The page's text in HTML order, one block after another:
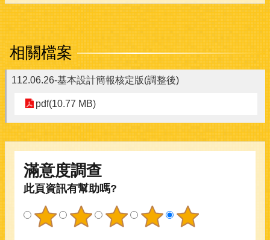
相關檔案
112.06.26-基本設計簡報核定版(調整後)
pdf(10.77 MB)
滿意度調查
此頁資訊有幫助嗎?